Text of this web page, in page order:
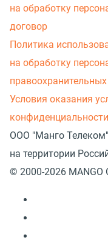
на обработку
договор
Политика
на обработку
Условия оказания
конфиденциальности
ООО "Манго Телеком"
на территории
© 2000-2026 MANGO